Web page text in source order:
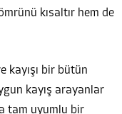
kısaltır hem de
kayışı bir bütün
kayış arayanlar
tam uyumlu bir